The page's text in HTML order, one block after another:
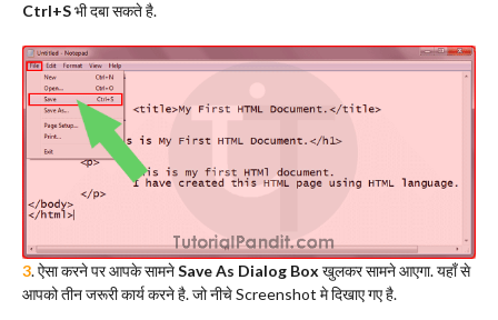
Ctrl+Sभी दबा सकते है.
3. ऐसा करने पर आपके सामनेSave As Dialog Box खुलकर सामने आएगा. यहाँ से
आपको तीन जरूरी कार्य करने है. जो नीचे Screenshot मे दिखाए गए है.